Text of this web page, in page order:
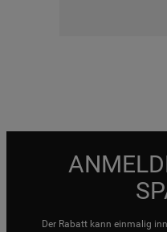
Der Rabatt kann einmalig